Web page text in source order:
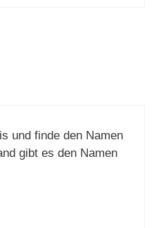
und finde den Namen
gibt es den Namen